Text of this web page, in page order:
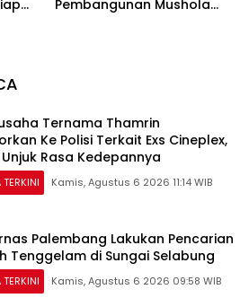
Pembangunan Mushola
Ternama Thamrin
Ke Polisi Terkait Exs Cineplex,
Rasa Kedepannya
TERKINI Kamis, Agustus 6 2026 11:14 WIB
Palembang Lakukan Pencarian
Tenggelam di Sungai Selabung
TERKINI Kamis, Agustus 6 2026 09:58 WIB